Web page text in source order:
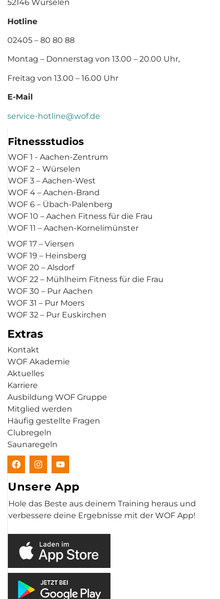
52146 Würselen
Hotline
02405 – 80 80 88
Montag – Donnerstag von 13.00 – 20.00 Uhr,
Freitag von 13.00 – 16.00 Uhr
E-Mail
service-hotline@wof.de
Fitnessstudios
WOF 1 - Aachen-Zentrum
WOF 2 – Würselen
WOF 3 – Aachen-West
WOF 4 – Aachen-Brand
WOF 6 – Übach-Palenberg
WOF 10 – Aachen Fitness für die Frau
WOF 11 – Aachen-Kornelimünster
WOF 17 – Viersen
WOF 19 – Heinsberg
WOF 20 – Alsdorf
WOF 22 – Mühlheim Fitness für die Frau
WOF 30 – Pur Aachen
WOF 31 – Pur Moers
WOF 32 – Pur Euskirchen
Extras
Kontakt
WOF Akademie
Aktuelles
Karriere
Ausbildung WOF Gruppe
Mitglied werden
Häufig gestellte Fragen
Clubregeln
Saunaregeln
Unsere App
Hole das Beste aus deinem Training heraus und
verbessere deine Ergebnisse mit der WOF App!